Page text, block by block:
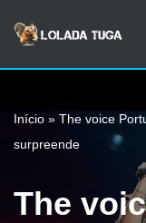
Avançar
conteúdo
Início » The voice
surpreende
The